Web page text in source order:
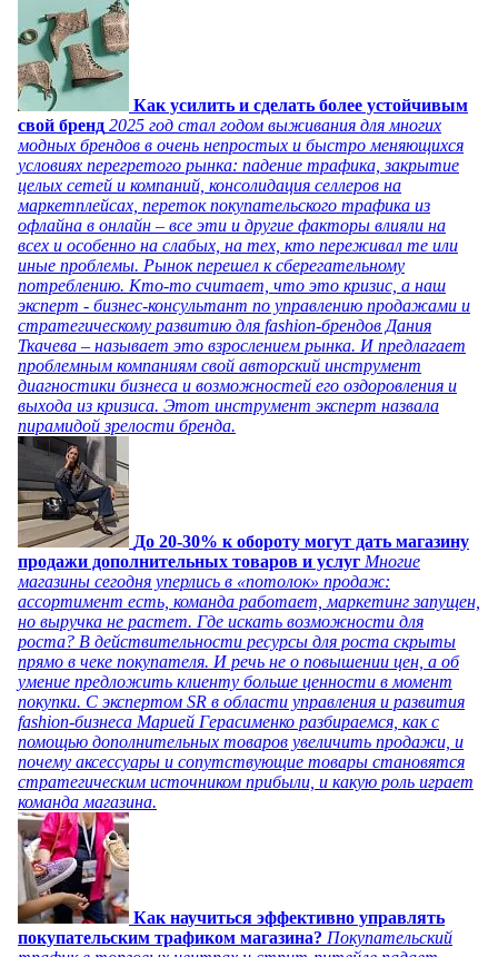
Как усилить и сделать более устойчивым
свой бренд 2025 год стал годом выживания для многих
модных брендов в очень непростых и быстро меняющихся
условиях перегретого рынка: падение трафика, закрытие
целых сетей и компаний, консолидация селлеров на
маркетплейсах, переток покупательского трафика из
офлайна в онлайн – все эти и другие факторы влияли на
всех и особенно на слабых, на тех, кто переживал те или
иные проблемы. Рынок перешел к сберегательному
потреблению. Кто-то считает, что это кризис, а наш
эксперт - бизнес-консультант по управлению продажами и
стратегическому развитию для fashion-брендов Дания
Ткачева – называет это взрослением рынка. И предлагает
проблемным компаниям свой авторский инструмент
диагностики бизнеса и возможностей его оздоровления и
выхода из кризиса. Этот инструмент эксперт назвала
пирамидой зрелости бренда.
До 20-30% к обороту могут дать магазину
продажи дополнительных товаров и услуг Многие
магазины сегодня уперлись в «потолок» продаж:
ассортимент есть, команда работает, маркетинг запущен,
но выручка не растет. Где искать возможности для
роста? В действительности ресурсы для роста скрыты
прямо в чеке покупателя. И речь не о повышении цен, а об
умение предложить клиенту больше ценности в момент
покупки. С экспертом SR в области управления и развития
fashion-бизнеса Марией Герасименко разбираемся, как с
помощью дополнительных товаров увеличить продажи, и
почему аксессуары и сопутствующие товары становятся
стратегическим источником прибыли, и какую роль играет
команда магазина.
Как научиться эффективно управлять
покупательским трафиком магазина? Покупательский